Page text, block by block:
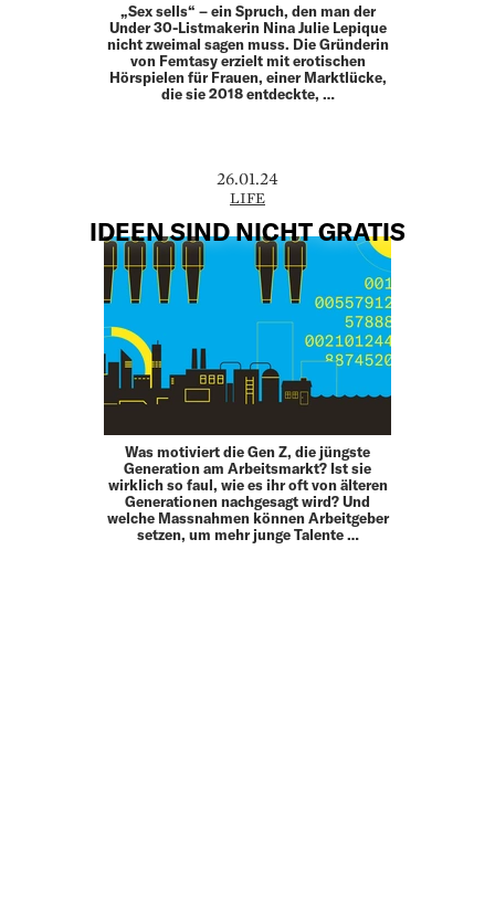
„Sex sells“ – ein Spruch, den man der
Under 30-Listmakerin Nina Julie Lepique
nicht zweimal sagen muss. Die Gründerin
von Femtasy erzielt mit erotischen
Hörspielen für Frauen, einer Marktlücke,
die sie 2018 entdeckte, …
26.01.24
LIFE
IDEEN SIND NICHT GRATIS
Was motiviert die Gen Z, die jüngste
Generation am Arbeitsmarkt? Ist sie
wirklich so faul, wie es ihr oft von älteren
Generationen nachgesagt wird? Und
welche Massnahmen können Arbeitgeber
setzen, um mehr junge Talente …